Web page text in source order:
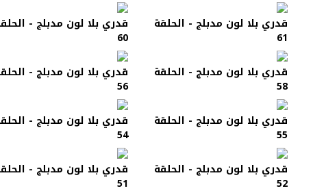
قدري بلا لون مدبلج - الحلقة
61
قدري بلا لون مدبلج -
60
قدري بلا لون مدبلج - الحلقة
58
قدري بلا لون مدبلج -
56
قدري بلا لون مدبلج - الحلقة
55
قدري بلا لون مدبلج -
54
قدري بلا لون مدبلج - الحلقة
52
قدري بلا لون مدبلج -
51